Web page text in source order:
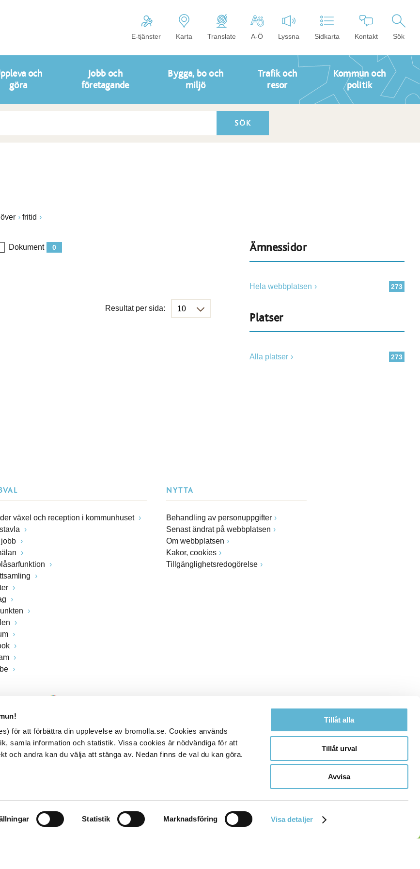
för att förbättra din upplevelse av bromolla.se. Cookies används
samla information och statistik. Vissa cookies är nödvändiga för att
och andra kan du välja att stänga av. Nedan finns de val du kan göra.
Statistik Marknadsföring Visa detaljer
Tillåt alla
Tillåt urval
Avvisa
E-tjänster Karta Translate A-Ö Lyssna Sidkarta Kontakt Sök
och
göra
Jobb och
företagande
Bygga, bo och
miljö
Trafik och
resor
Kommun och
politik
över fritid
0
Dokument
Resultat per sida:
Ämnessidor
273
Hela webbplatsen
Platser
273
Alla platser
växel och reception i kommunhuset
jobb
NYTTA
Behandling av personuppgifter
Senast ändrat på webbplatsen
Om webbplatsen
Kakor, cookies
Tillgänglighetsredogörelse